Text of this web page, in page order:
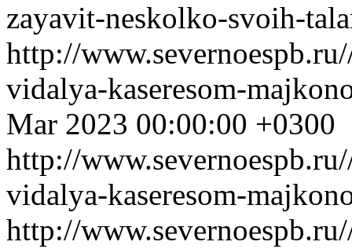
zayavit-neskolko-svoih-
http://
vidalya-kaseresom-
Mar 2023 00:00:00 +0300
http://
vidalya-kaseresom-
http://